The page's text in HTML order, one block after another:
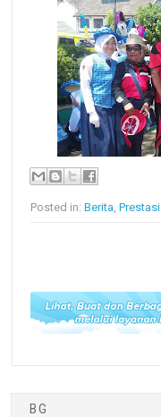
Posted in:Berita,Prestasi
BG